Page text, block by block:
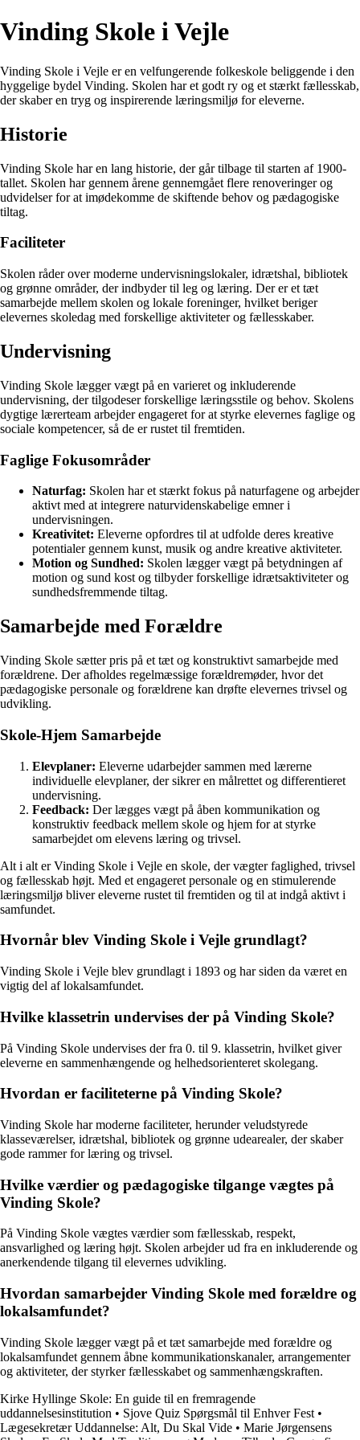
Vinding Skole i Vejle
Vinding Skole i Vejle er en velfungerende folkeskole beliggende i den
hyggelige bydel Vinding. Skolen har et godt ry og et stærkt fællesskab,
der skaber en tryg og inspirerende læringsmiljø for eleverne.
Historie
Vinding Skole har en lang historie, der går tilbage til starten af 1900-
tallet. Skolen har gennem årene gennemgået flere renoveringer og
udvidelser for at imødekomme de skiftende behov og pædagogiske
tiltag.
Faciliteter
Skolen råder over moderne undervisningslokaler, idrætshal, bibliotek
og grønne områder, der indbyder til leg og læring. Der er et tæt
samarbejde mellem skolen og lokale foreninger, hvilket beriger
elevernes skoledag med forskellige aktiviteter og fællesskaber.
Undervisning
Vinding Skole lægger vægt på en varieret og inkluderende
undervisning, der tilgodeser forskellige læringsstile og behov. Skolens
dygtige lærerteam arbejder engageret for at styrke elevernes faglige og
sociale kompetencer, så de er rustet til fremtiden.
Faglige Fokusområder
Naturfag: Skolen har et stærkt fokus på naturfagene og arbejder
aktivt med at integrere naturvidenskabelige emner i
undervisningen.
Kreativitet: Eleverne opfordres til at udfolde deres kreative
potentialer gennem kunst, musik og andre kreative aktiviteter.
Motion og Sundhed: Skolen lægger vægt på betydningen af
motion og sund kost og tilbyder forskellige idrætsaktiviteter og
sundhedsfremmende tiltag.
Samarbejde med Forældre
Vinding Skole sætter pris på et tæt og konstruktivt samarbejde med
forældrene. Der afholdes regelmæssige forældremøder, hvor det
pædagogiske personale og forældrene kan drøfte elevernes trivsel og
udvikling.
Skole-Hjem Samarbejde
Elevplaner: Eleverne udarbejder sammen med lærerne
individuelle elevplaner, der sikrer en målrettet og differentieret
undervisning.
Feedback: Der lægges vægt på åben kommunikation og
konstruktiv feedback mellem skole og hjem for at styrke
samarbejdet om elevens læring og trivsel.
Alt i alt er Vinding Skole i Vejle en skole, der vægter faglighed, trivsel
og fællesskab højt. Med et engageret personale og en stimulerende
læringsmiljø bliver eleverne rustet til fremtiden og til at indgå aktivt i
samfundet.
Hvornår blev Vinding Skole i Vejle grundlagt?
Vinding Skole i Vejle blev grundlagt i 1893 og har siden da været en
vigtig del af lokalsamfundet.
Hvilke klassetrin undervises der på Vinding Skole?
På Vinding Skole undervises der fra 0. til 9. klassetrin, hvilket giver
eleverne en sammenhængende og helhedsorienteret skolegang.
Hvordan er faciliteterne på Vinding Skole?
Vinding Skole har moderne faciliteter, herunder veludstyrede
klasseværelser, idrætshal, bibliotek og grønne udearealer, der skaber
gode rammer for læring og trivsel.
Hvilke værdier og pædagogiske tilgange vægtes på
Vinding Skole?
På Vinding Skole vægtes værdier som fællesskab, respekt,
ansvarlighed og læring højt. Skolen arbejder ud fra en inkluderende og
anerkendende tilgang til elevernes udvikling.
Hvordan samarbejder Vinding Skole med forældre og
lokalsamfundet?
Vinding Skole lægger vægt på et tæt samarbejde med forældre og
lokalsamfundet gennem åbne kommunikationskanaler, arrangementer
og aktiviteter, der styrker fællesskabet og sammenhængskraften.
Kirke Hyllinge Skole: En guide til en fremragende
uddannelsesinstitution • Sjove Quiz Spørgsmål til Enhver Fest •
Lægesekretær Uddannelse: Alt, Du Skal Vide • Marie Jørgensens